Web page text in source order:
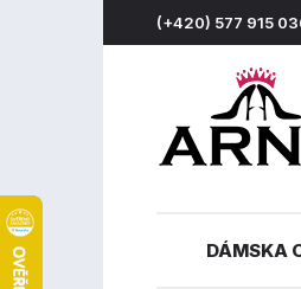
(+420) 577 915
DÁMSKA